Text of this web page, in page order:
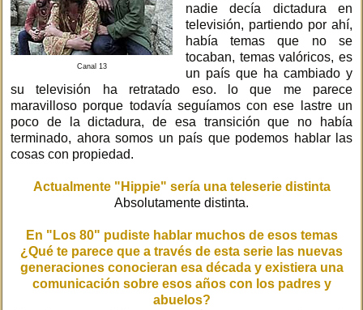
Canal 13
nadie decía dictadura en
televisión, partiendo por ahí,
había temas que no se
tocaban, temas valóricos, es
un país que ha cambiado y
su televisión ha retratado eso. lo que me parece
maravilloso porque todavía seguíamos con ese lastre un
poco de la dictadura, de esa transición que no había
terminado, ahora somos un país que podemos hablar las
cosas con propiedad.
Actualmente "Hippie" sería una teleserie distinta
Absolutamente distinta.
En "Los 80" pudiste hablar muchos de esos temas
¿Qué te parece que a través de esta serie las nuevas
generaciones conocieran esa década y existiera una
comunicación sobre esos años con los padres y
abuelos?